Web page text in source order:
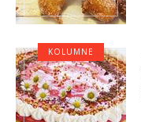
KOLUMNE